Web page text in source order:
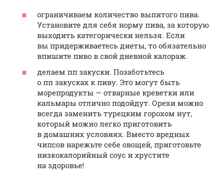
ограничиваем количество выпитого пива.
Установите для себя норму пива, за которую
выходить категорически нельзя. Если
вы придерживаетесь диеты, то обязательно
впишите пиво в свой дневной калораж.
делаем пп закуски. Позаботьтесь
о пп закусках к пиву. Это могут быть
морепродукты — отварные креветки или
кальмары отлично подойдут. Орехи можно
всегда заменить турецким горохом нут,
который можно легко приготовить
в домашних условиях. Вместо вредных
чипсов нарежьте себе овощей, приготовьте
низкокалорийный соус и хрустите
на здоровье!